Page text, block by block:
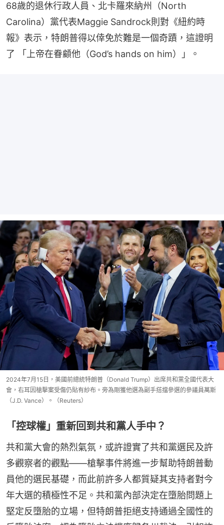
68歲的退休行政人員、北卡羅來納州（North
Carolina）黨代表Maggie Sandrock則對《紐約時
報》表示，特朗普得以倖免於難是一個奇蹟，這證明
了 「上帝在眷顧他（God’s hands on him）」。
2024年7月15日，美國前總統特朗普（Donald Trump）出席共和黨全國代表大
會，右耳因槍擊案受傷仍貼有紗布。旁為剛獲他選為副手搭擋參選的參議員萬斯
（J.D. Vance）。（Reuters）
「控球權」重新回到共和黨人手中？
共和黨大會的熱烈氣氛，或許證實了共和黨選民及許
多觀察者的觀點——槍擊事件將進一步幫助特朗普動
員他的選民基礎，而此前許多人都質疑其支持者對今
年大選的積極性不足。共和黨內部決定在墮胎問題上
堅定反墮胎的立場，但特朗普拒絕支持通過全國性的